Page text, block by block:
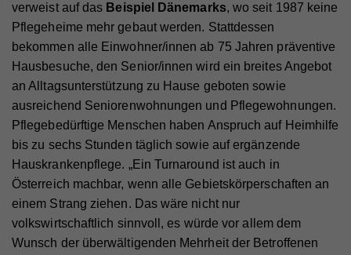
verweist auf das Beispiel Dänemarks, wo seit 1987 keine
Pflegeheime mehr gebaut werden. Stattdessen
bekommen alle Einwohner/innen ab 75 Jahren präventive
Hausbesuche, den Senior/innen wird ein breites Angebot
an Alltagsunterstützung zu Hause geboten sowie
ausreichend Seniorenwohnungen und Pflegewohnungen.
Pflegebedürftige Menschen haben Anspruch auf Heimhilfe
bis zu sechs Stunden täglich sowie auf ergänzende
Hauskrankenpflege. „Ein Turnaround ist auch in
Österreich machbar, wenn alle Gebietskörperschaften an
einem Strang ziehen. Das wäre nicht nur
volkswirtschaftlich sinnvoll, es würde vor allem dem
Wunsch der überwältigenden Mehrheit der Betroffenen